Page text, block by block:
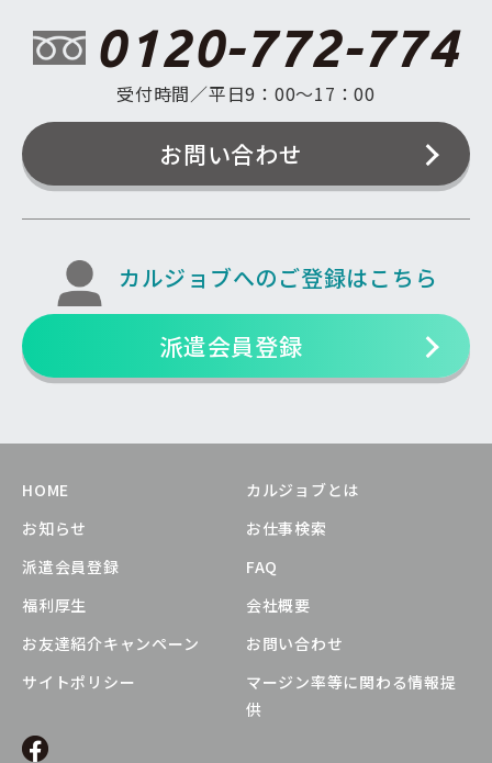
0120-772-774
受付時間／平日9：00〜17：00
お問い合わせ
カルジョブへのご登録はこちら
派遣会員登録
HOME
カルジョブとは
お知らせ
お仕事検索
派遣会員登録
FAQ
福利厚生
会社概要
お友達紹介キャンペーン
お問い合わせ
サイトポリシー
マージン率等に関わる情報提
供